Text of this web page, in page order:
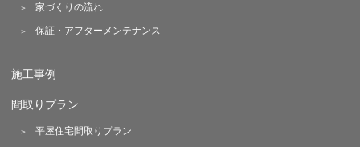
家づくりの流れ
保証・アフターメンテナンス
施工事例
間取りプラン
平屋住宅間取りプラン